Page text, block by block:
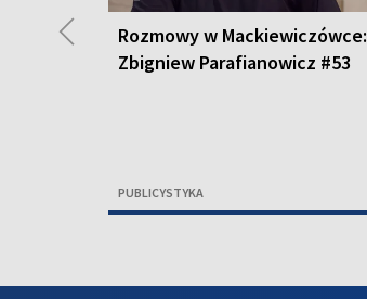
Rozmowy w Mackiewiczówce:
Zbigniew Parafianowicz #53
PUBLICYSTYKA
◀